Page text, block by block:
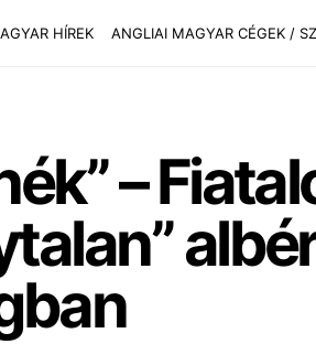
HÍREK ANGLIAI MAGYAR CÉGEK /
–